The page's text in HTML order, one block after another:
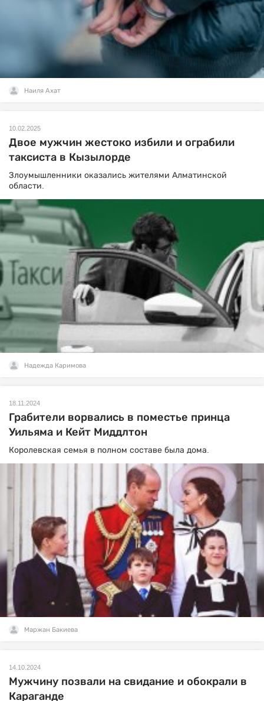
Наиля Ахат
10.02.2025
Двое мужчин жестоко избили и ограбили
таксиста в Кызылорде
Злоумышленники оказались жителями Алматинской
области.
Надежда Каримова
18.11.2024
Грабители ворвались в поместье принца
Уильяма и Кейт Миддлтон
Королевская семья в полном составе была дома.
Маржан Бакиева
14.10.2024
Мужчину позвали на свидание и обокрали в
Караганде